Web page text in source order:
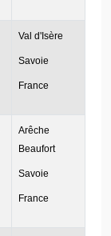
Val d'Isère
Savoie
France
Arêche
Beaufort
Savoie
France